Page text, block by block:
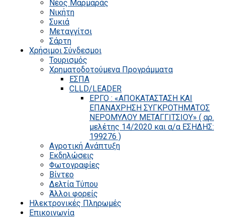
Νέος Μαρμαράς
Νικήτη
Συκιά
Μεταγγίτσι
Σάρτη
Χρήσιμοι Σύνδεσμοι
Τουρισμός
Χρηματοδοτούμενα Προγράμματα
ΕΣΠΑ
CLLD/LEADER
ΕΡΓΟ : «ΑΠΟΚΑΤΑΣΤΑΣΗ ΚΑΙ
ΕΠΑΝΑΧΡΗΣΗ ΣΥΓΚΡΟΤΗΜΑΤΟΣ
ΝΕΡΟΜΥΛΟΥ ΜΕΤΑΓΓΙΤΣΙΟΥ» ( αρ.
μελέτης 14/2020 και α/α ΕΣΗΔΗΣ:
199276 )
Αγροτική Ανάπτυξη
Εκδηλώσεις
Φωτογραφίες
Βίντεο
Δελτία Τύπου
Άλλοι φορείς
Ηλεκτρονικές Πληρωμές
Επικοινωνία